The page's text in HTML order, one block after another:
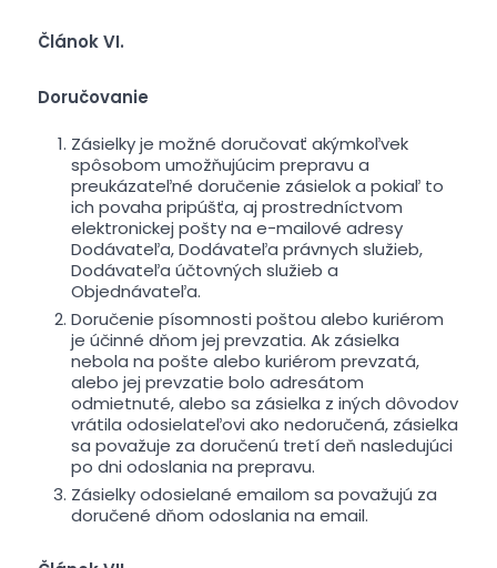
Článok VI.
Doručovanie
Zásielky je možné doručovať akýmkoľvek
spôsobom umožňujúcim prepravu a
preukázateľné doručenie zásielok a pokiaľ to
ich povaha pripúšťa, aj prostredníctvom
elektronickej pošty na e-mailové adresy
Dodávateľa, Dodávateľa právnych služieb,
Dodávateľa účtovných služieb a
Objednávateľa.
Doručenie písomnosti poštou alebo kuriérom
je účinné dňom jej prevzatia. Ak zásielka
nebola na pošte alebo kuriérom prevzatá,
alebo jej prevzatie bolo adresátom
odmietnuté, alebo sa zásielka z iných dôvodov
vrátila odosielateľovi ako nedoručená, zásielka
sa považuje za doručenú tretí deň nasledujúci
po dni odoslania na prepravu.
Zásielky odosielané emailom sa považujú za
doručené dňom odoslania na email.